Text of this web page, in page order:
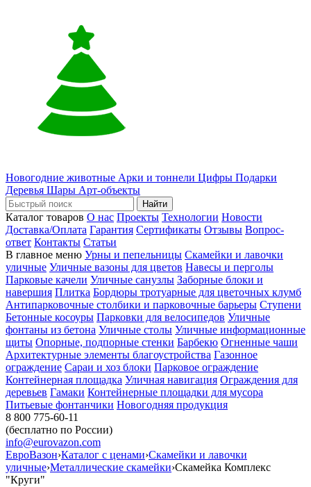
Новогодние животные Арки и тоннели Цифры Подарки
Деревья Шары Арт-объекты
Найти
Каталог товаров О нас Проекты Технологии Новости
Доставка/Оплата Гарантия Сертификаты Отзывы Вопрос-
ответ Контакты Статьи
В главное меню Урны и пепельницы Скамейки и лавочки
уличные Уличные вазоны для цветов Навесы и перголы
Парковые качели Уличные санузлы Заборные блоки и
навершия Плитка Бордюры тротуарные для цветочных клумб
Антипарковочные столбики и парковочные барьеры Ступени
Бетонные косоуры Парковки для велосипедов Уличные
фонтаны из бетона Уличные столы Уличные информационные
щиты Опорные, подпорные стенки Барбекю Огненные чаши
Архитектурные элементы благоустройства Газонное
ограждение Сараи и хоз блоки Парковое ограждение
Контейнерная площадка Уличная навигация Ограждения для
деревьев Гамаки Контейнерные площадки для мусора
Питьевые фонтанчики Новогодняя продукция
8 800 775-60-11
(бесплатно по России)
info@eurovazon.com
ЕвроВазон›Каталог с ценами›Скамейки и лавочки
уличные›Металлические скамейки›Скамейка Комплекс
"Круги"